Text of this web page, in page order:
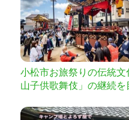
小松市お旅祭りの伝統文
山子供歌舞伎」の継続を